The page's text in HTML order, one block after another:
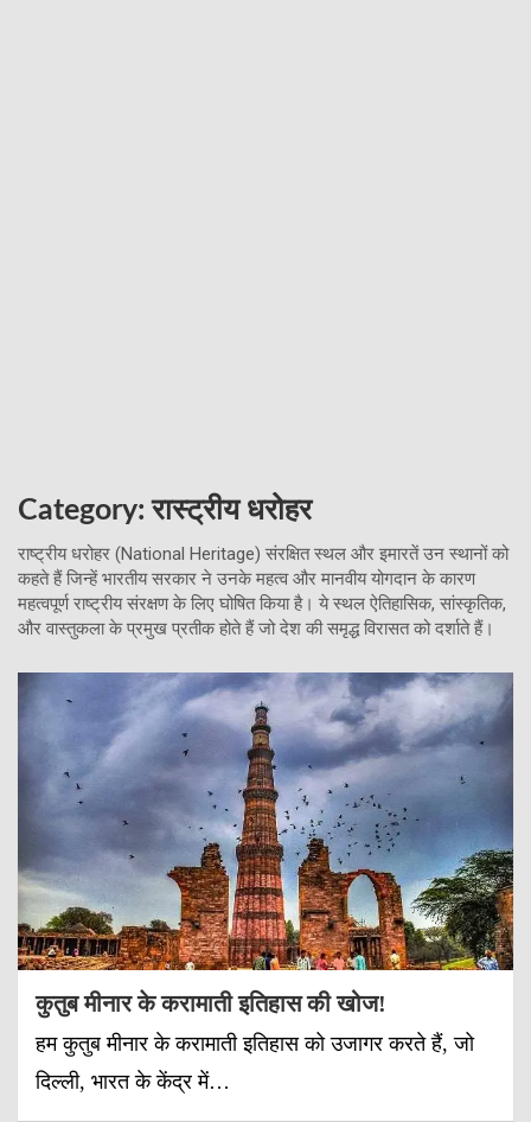
Category:रास्ट्रीय धरोहर
राष्ट्रीय धरोहर (National Heritage) संरक्षित स्थल और इमारतें उन स्थानों को
कहते हैं जिन्हें भारतीय सरकार ने उनके महत्व और मानवीय योगदान के कारण
महत्वपूर्ण राष्ट्रीय संरक्षण के लिए घोषित किया है। ये स्थल ऐतिहासिक, सांस्कृतिक,
और वास्तुकला के प्रमुख प्रतीक होते हैं जो देश की समृद्ध विरासत को दर्शाते हैं।
कुतुब मीनार के करामाती इतिहास की खोज!
हम कुतुब मीनार के करामाती इतिहास को उजागर करते हैं, जो
दिल्ली, भारत के केंद्र में…